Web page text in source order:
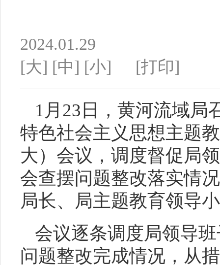
2024.01.29
[大] [中] [小] [打印]
1月 23 日，黄河流域局
特色社会主义思想主题
大）会议，调度督促局
会查摆问题整改落实情
局长、局主题教育领导
会议逐条调度局领导
问题整改完成情况，从